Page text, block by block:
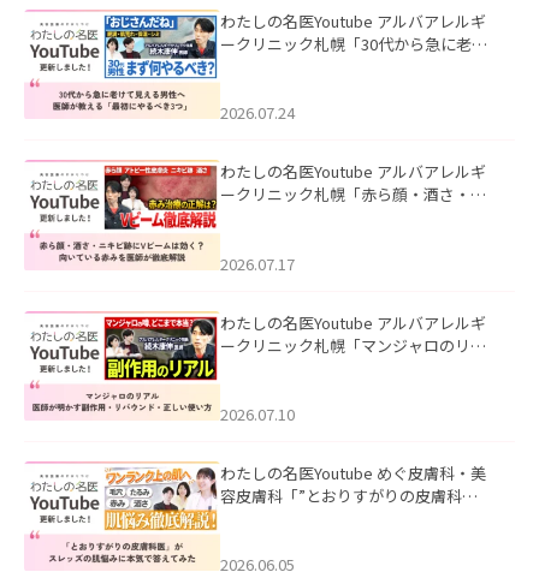
わたしの名医Youtube アルバアレルギ
ークリニック札幌「30代から急に老け
た。
2026.07.24
わたしの名医Youtube アルバアレルギ
ークリニック札幌「赤ら顔・酒さ・ニ
した。
2026.07.17
わたしの名医Youtube アルバアレルギ
ークリニック札幌「マンジャロのリア
た。
2026.07.10
わたしの名医Youtube めぐ皮膚科・美
容皮膚科「”とおりすがりの皮膚科
2026.06.05